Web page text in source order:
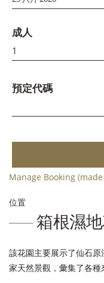
成人
預定代碼
Manage Booking
位置
箱根濕
該花園主要展示了仙石
家天然景觀，彙集了各種